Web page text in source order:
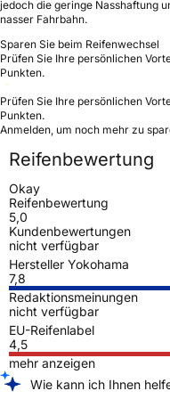
jedoch die geringe Nasshaftung
nasser Fahrbahn.
Sparen Sie beim Reifenwechsel
Prüfen Sie Ihre persönlichen
Punkten.
Prüfen Sie Ihre persönlichen
Punkten.
Anmelden, um noch mehr zu
Reifenbewertung
Okay
Reifenbewertung
5,0
Kundenbewertungen
nicht verfügbar
Hersteller Yokohama
7,8
Redaktionsmeinungen
nicht verfügbar
EU-Reifenlabel
4,5
mehr anzeigen
Wie kann ich Ihnen